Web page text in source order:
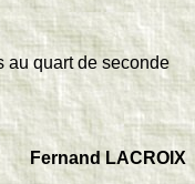
au quart de seconde
Fernand LACROIX